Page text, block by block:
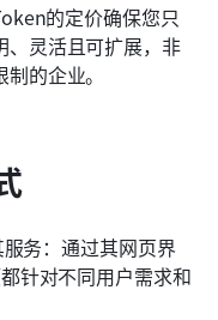
的定价确保您只
、灵活且可扩展，非
的企业。
务：通过其网页界
针对不同用户需求和